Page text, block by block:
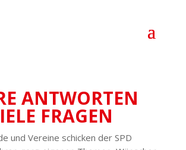
ANTWORTEN
FRAGEN
und Vereine schicken der SPD